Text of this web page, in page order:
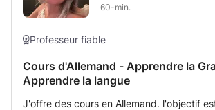
compétences académiques en écriture,
60-min.
Professeur fiable
Cours d'Allemand - Apprendre la
Apprendre la langue
J'offre des cours en Allemand. l'objectif